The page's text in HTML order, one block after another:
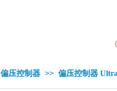
偏压控制器 >> 偏压控制器